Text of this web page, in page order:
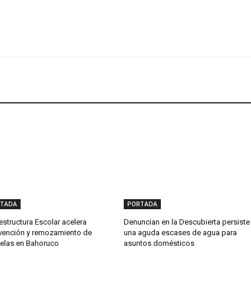
Escolar acelera
y remozamiento de
en Bahoruco
PORTADA
Denuncian en la Descubierta persiste
una aguda escases de agua para
asuntos domésticos